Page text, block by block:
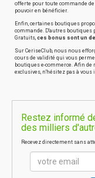
offerte pour toute commande
pouvoir en bénéficier.
Enfin, certaines boutiques
commande. D'autres boutiques
Gratuits, ces bonus sont un
Sur CeriseClub, nous nous
cours de validité qui vous
boutiques e-commerce. Afin
exclusives, n'hésitez pas à
Restez informé
des milliers
Recevez directement sans